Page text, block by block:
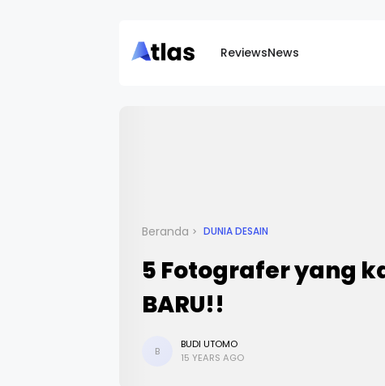
ReviewsNews
Beranda DUNIA DESAIN
5 Fotografer yang
BARU!!
B
BUDI UTOMO
15 YEARS AGO